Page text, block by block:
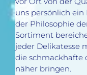
uns persönlich
der Philosophie
Sortiment
jeder Delikatesse
die schmackhafte
näher bringen.